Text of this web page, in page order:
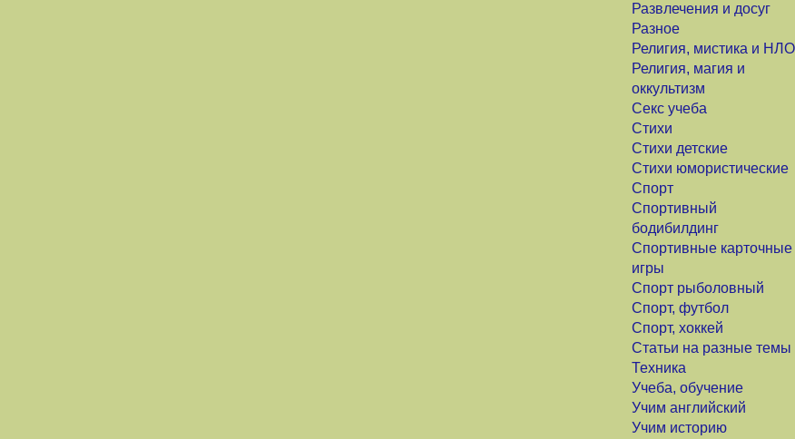
Развлечения и досуг
Разное
Религия, мистика и НЛО
Религия, магия и
оккультизм
Секс учеба
Стихи
Стихи детские
Стихи юмористические
Спорт
Спортивный
бодибилдинг
Спортивные карточные
игры
Спорт рыболовный
Спорт, футбол
Спорт, хоккей
Статьи на разные темы
Техника
Учеба, обучение
Учим английский
Учим историю